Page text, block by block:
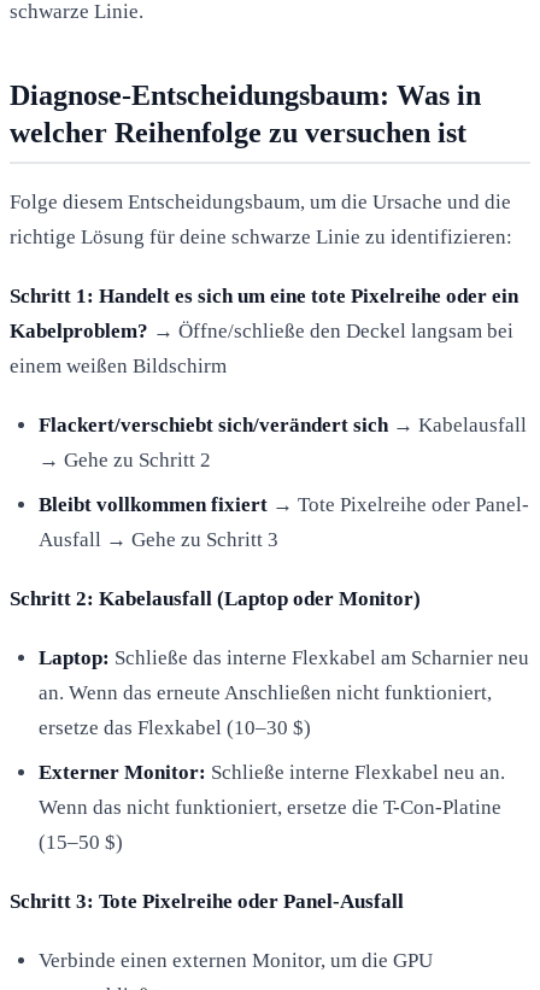
schwarze Linie.
Diagnose-Entscheidungsbaum: Was in
welcher Reihenfolge zu versuchen ist
Folge diesem Entscheidungsbaum, um die Ursache und die
richtige Lösung für deine schwarze Linie zu identifizieren:
Schritt 1: Handelt es sich um eine tote Pixelreihe oder ein
Kabelproblem? → Öffne/schließe den Deckel langsam bei
einem weißen Bildschirm
Flackert/verschiebt sich/verändert sich → Kabelausfall
→ Gehe zu Schritt 2
Bleibt vollkommen fixiert → Tote Pixelreihe oder Panel-
Ausfall → Gehe zu Schritt 3
Schritt 2: Kabelausfall (Laptop oder Monitor)
Laptop: Schließe das interne Flexkabel am Scharnier neu
an. Wenn das erneute Anschließen nicht funktioniert,
ersetze das Flexkabel (10–30 $)
Externer Monitor: Schließe interne Flexkabel neu an.
Wenn das nicht funktioniert, ersetze die T-Con-Platine
(15–50 $)
Schritt 3: Tote Pixelreihe oder Panel-Ausfall
Verbinde einen externen Monitor, um die GPU